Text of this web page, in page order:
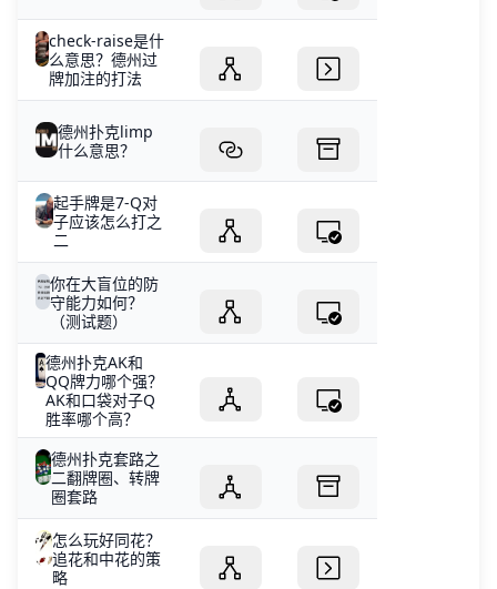
check-raise是什
么意思？德州过
牌加注的打法
德州扑克limp
什么意思？
起手牌是7-Q对
子应该怎么打之
二
你在大盲位的防
守能力如何？
（测试题）
德州扑克AK和
QQ牌力哪个强？
AK和口袋对子Q
胜率哪个高？
德州扑克套路之
二翻牌圈、转牌
圈套路
怎么玩好同花？
追花和中花的策
略